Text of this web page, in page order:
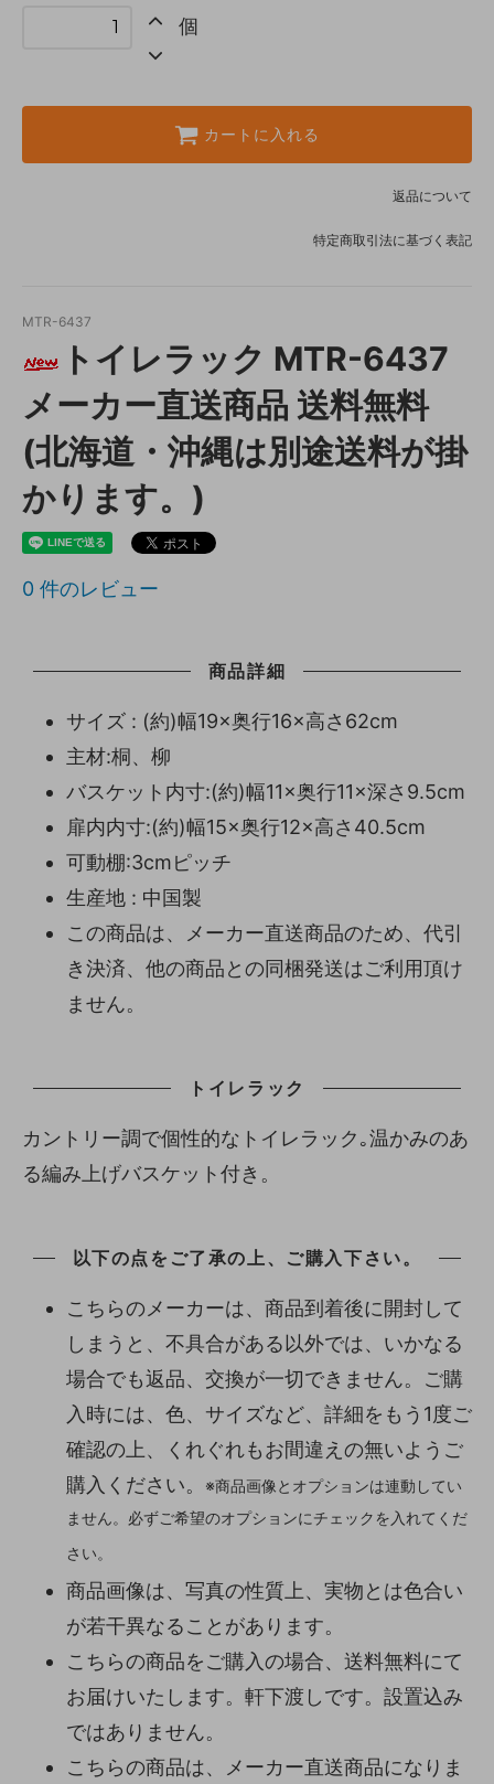
個
カートに入れる
返品について
特定商取引法に基づく表記
MTR-6437
トイレラック MTR-6437
メーカー直送商品 送料無料
(北海道・沖縄は別途送料が掛
かります。)
0 件のレビュー
商品詳細
サイズ : (約)幅19×奥行16×高さ62cm
主材:桐、柳
バスケット内寸:(約)幅11×奥行11×深さ9.5cm
扉内内寸:(約)幅15×奥行12×高さ40.5cm
可動棚:3cmピッチ
生産地 : 中国製
この商品は、メーカー直送商品のため、代引
き決済、他の商品との同梱発送はご利用頂け
ません。
トイレラック
カントリー調で個性的なトイレラック｡温かみのあ
る編み上げバスケット付き。
以下の点をご了承の上、ご購入下さい。
こちらのメーカーは、商品到着後に開封して
しまうと、不具合がある以外では、いかなる
場合でも返品、交換が一切できません。ご購
入時には、色、サイズなど、詳細をもう1度ご
確認の上、くれぐれもお間違えの無いようご
購入ください。
※商品画像とオプションは連動してい
ません。必ずご希望のオプションにチェックを入れてくだ
さい。
商品画像は、写真の性質上、実物とは色合い
が若干異なることがあります。
こちらの商品をご購入の場合、送料無料にて
お届けいたします。軒下渡しです。設置込み
ではありません。
こちらの商品は、メーカー直送商品になりま